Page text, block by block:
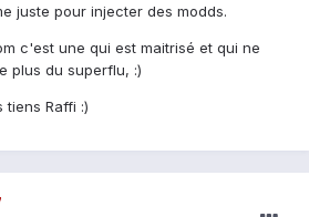
juste pour injecter des modds.
c'est une qui est maitrisé et qui ne
plus du superflu, :)
tiens Raffi :)